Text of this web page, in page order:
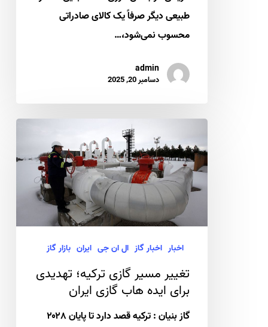
انرژیطبیعی دیگر صرفاً یک کالای صادراتی
محسوب نمی‌شود،…
admin
دسامبر 20, 2025
مسیر
گازی
ترکیه؛
تهدیدی
برای
اخبار اخبار گاز ال ان جی ایران بازار گاز
تغییر مسیر گازی ترکیه؛ تهدیدی
برای ایده هاب گازی ایران
گاز بنیان : ترکیه قصد دارد تا پایان ۲۰۲۸